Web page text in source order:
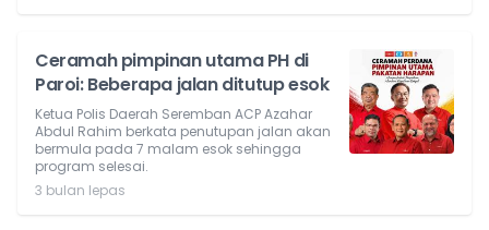
Ceramah pimpinan utama PH di
Paroi: Beberapa jalan ditutup esok
Ketua Polis Daerah Seremban ACP Azahar
Abdul Rahim berkata penutupan jalan akan
bermula pada 7 malam esok sehingga
program selesai.
3 bulan lepas